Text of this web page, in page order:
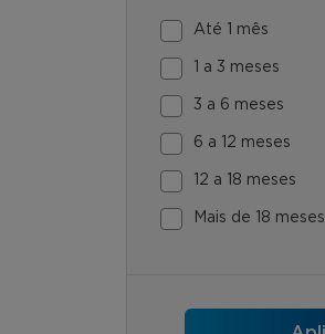
Até 1 mês
1 a 3 meses
3 a 6 meses
6 a 12 meses
12 a 18 meses
Mais de 18 meses